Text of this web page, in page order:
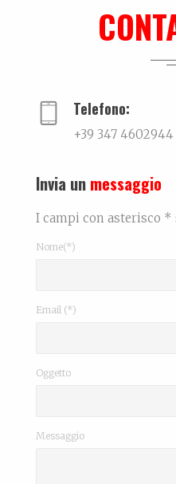
Telefono:
+39 347 4602944
Invia un messaggio
I campi con asterisco
Nome(*)
Email (*)
Oggetto
Messaggio